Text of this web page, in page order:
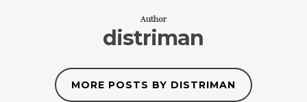
Author
distriman
MORE POSTS BY DISTRIMAN